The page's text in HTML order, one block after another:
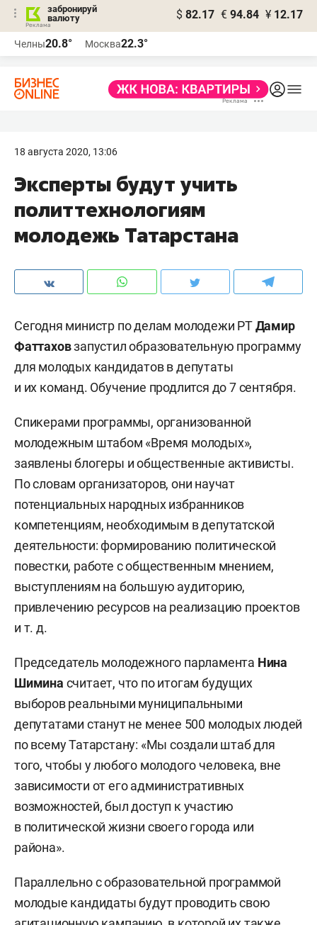
забронируй
валюту
$ 82.17 € 94.84 ¥ 12.17
Челны20.8° Москва22.3°
18 августа 2020, 13:06
Эксперты будут учить
политтехнологиям
молодежь Татарстана
Сегодня министр по делам молодежи РТДамир
Фаттаховзапустил образовательную программу
для молодых кандидатов в депутаты
и их команд. Обучение продлится до 7 сентября.
Спикерами программы, организованной
молодежным штабом «Время молодых»,
заявлены блогеры и общественные активисты.
По словам организаторов, они научат
потенциальных народных избранников
компетенциям, необходимым в депутатской
деятельности: формированию политической
повестки, работе с общественным мнением,
выступлениям на большую аудиторию,
привлечению ресурсов на реализацию проектов
и т. д.
Председатель молодежного парламента Нина
Шимина считает, что по итогам будущих
выборов реальными муниципальными
депутатами станут не менее 500 молодых людей
по всему Татарстану: «Мы создали штаб для
того, чтобы у любого молодого человека, вне
зависимости от его административных
возможностей, был доступ к участию
в политической жизни своего города или
района».
Параллельно с образовательной программой
молодые кандидаты будут проводить свою